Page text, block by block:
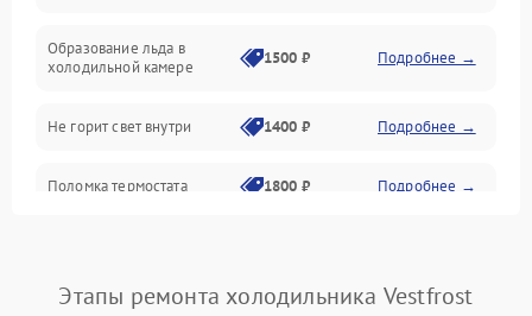
Образование льда в
холодильной камере
1500 ₽ Подробнее →
Не горит свет внутри 1400 ₽ Подробнее →
Поломка термостата 1800 ₽ Подробнее →
Поломка системы No Frost 2600 ₽ Подробнее →
Этапы ремонта холодильника Vestfrost